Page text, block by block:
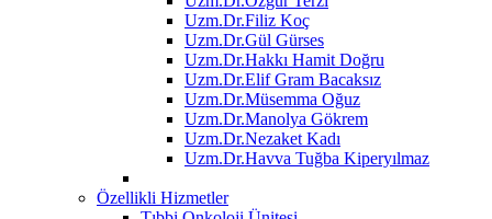
Uzm.Dr.Filiz Koç
Uzm.Dr.Gül Gürses
Uzm.Dr.Hakkı Hamit Doğru
Uzm.Dr.Elif Gram Bacaksız
Uzm.Dr.Müsemma Oğuz
Uzm.Dr.Manolya Gökrem
Uzm.Dr.Nezaket Kadı
Uzm.Dr.Havva Tuğba Kiperyılmaz
Özellikli Hizmetler